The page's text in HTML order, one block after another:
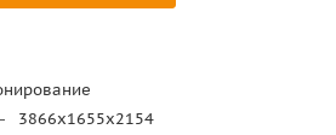
3866х1655х2154